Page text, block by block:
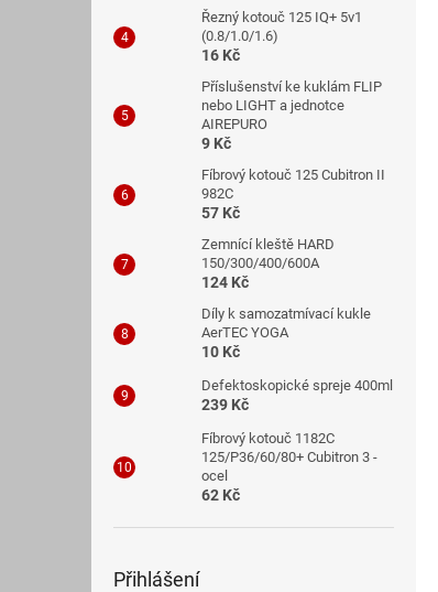
Řezný kotouč 125 IQ+ 5v1
(0.8/1.0/1.6)
16 Kč
Příslušenství ke kuklám FLIP
nebo LIGHT a jednotce
AIREPURO
9 Kč
Fíbrový kotouč 125 Cubitron II
982C
57 Kč
Zemnící kleště HARD
150/300/400/600A
124 Kč
Díly k samozatmívací kukle
AerTEC YOGA
10 Kč
Defektoskopické spreje 400ml
239 Kč
Fíbrový kotouč 1182C
125/P36/60/80+ Cubitron 3 -
ocel
62 Kč
Přihlášení